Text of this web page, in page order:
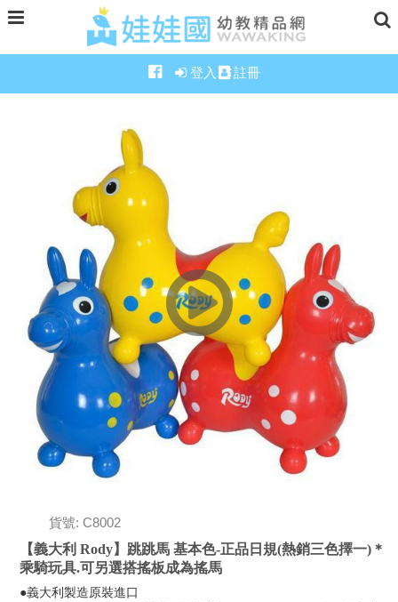
登入 註冊
貨號: C8002
【義大利 Rody】跳跳馬 基本色-正品日規(熱銷三色擇一)＊
乘騎玩具.可另選搭搖板成為搖馬
●義大利製造原裝進口